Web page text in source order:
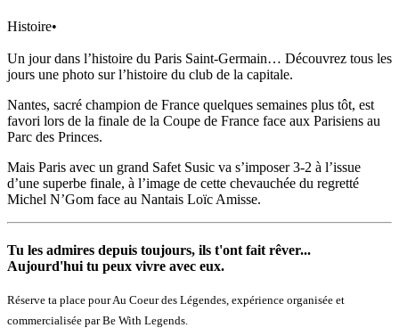
Histoire•
Un jour dans l’histoire du Paris Saint-Germain… Découvrez tous les
jours une photo sur l’histoire du club de la capitale.
Nantes, sacré champion de France quelques semaines plus tôt, est
favori lors de la finale de la Coupe de France face aux Parisiens au
Parc des Princes.
Mais Paris avec un grand Safet Susic va s’imposer 3-2 à l’issue
d’une superbe finale, à l’image de cette chevauchée du regretté
Michel N’Gom face au Nantais Loïc Amisse.
Tu les admires depuis toujours, ils t'ont fait rêver...
Aujourd'hui tu peux vivre avec eux.
Réserve ta place pour Au Coeur des Légendes, expérience organisée et
commercialisée par Be With Legends.